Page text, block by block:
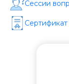
Сессии